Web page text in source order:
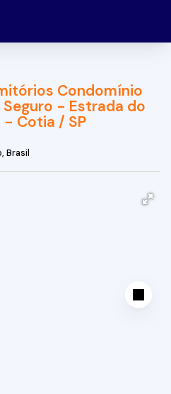
Condomínio
- Estrada do
- Cotia / SP
, Brasil